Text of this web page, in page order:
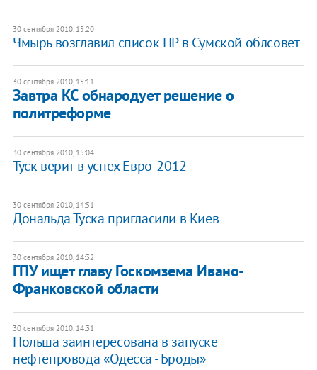
30 сентября 2010, 15:20
Чмырь возглавил список ПР в Сумской облсовет
30 сентября 2010, 15:11
Завтра КС обнародует решение о
политреформе
30 сентября 2010, 15:04
Туск верит в успех Евро-2012
30 сентября 2010, 14:51
Дональда Туска пригласили в Киев
30 сентября 2010, 14:32
​ГПУ ищет главу Госкомзема Ивано-
Франковской области
30 сентября 2010, 14:31
Польша заинтересована в запуске
нефтепровода «Одесса - Броды»